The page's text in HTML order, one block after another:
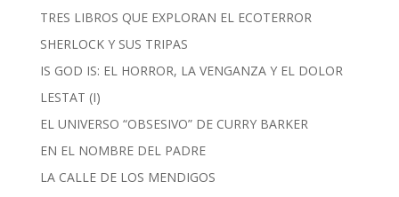
TRES LIBROS QUE EXPLORAN EL ECOTERROR
SHERLOCK Y SUS TRIPAS
IS GOD IS: EL HORROR, LA VENGANZA Y EL DOLOR
LESTAT (I)
EL UNIVERSO “OBSESIVO” DE CURRY BARKER
EN EL NOMBRE DEL PADRE
LA CALLE DE LOS MENDIGOS